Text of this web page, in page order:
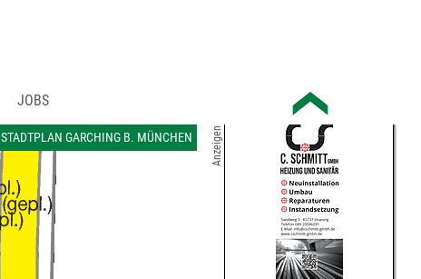
JOBS
STADTPLAN GARCHING B. MÜNCHEN Anzeigen